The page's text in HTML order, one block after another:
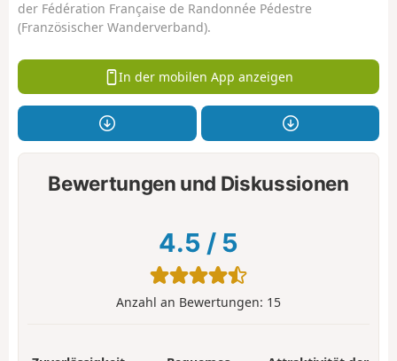
der Fédération Française de Randonnée Pédestre
(Französischer Wanderverband).
In der mobilen App anzeigen
Bewertungen und Diskussionen
4.5 / 5
Anzahl an Bewertungen: 15